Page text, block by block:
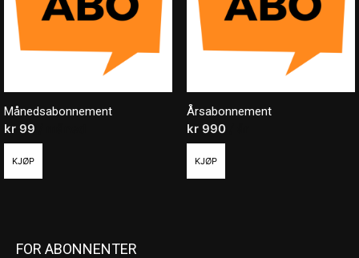
Månedsabonnement
kr 99
KJØP
Årsabonnement
kr990
KJØP
FOR ABONNENTER